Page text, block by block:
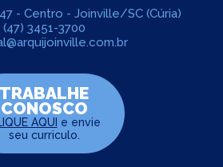
- Centro - Joinville/SC (Cúria)
(47) 3451-3700
TRABALHE
CONOSCO
AQUI e envie
seu curriculo.